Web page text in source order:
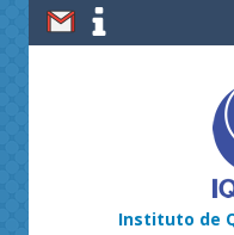
Instituto de